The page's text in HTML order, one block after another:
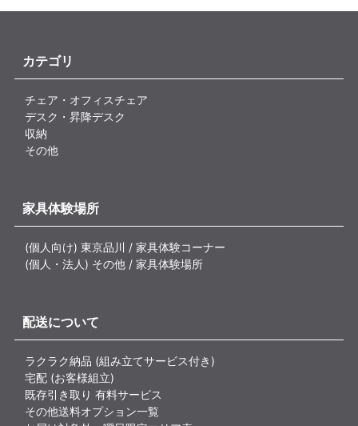
カテゴリ
チェア・オフィスチェア
デスク・昇降デスク
収納
その他
家具体験場所
(個人向け) 東京品川 / 家具体験コーナー
(個人・法人) その他 / 家具体験場所
配送について
ラクラク納品 (組み立てサービス付き)
宅配 (お客様組立)
既存引き取り 有料サービス
その他送料オプション一覧